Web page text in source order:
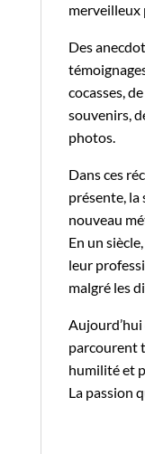
merveilleux
Des
cocasses,
souvenirs,
photos.
Dans ces
présente, la
nouveau
En un
leur
malgré les
Aujourd’hui
parcourent
humilité et
La passion